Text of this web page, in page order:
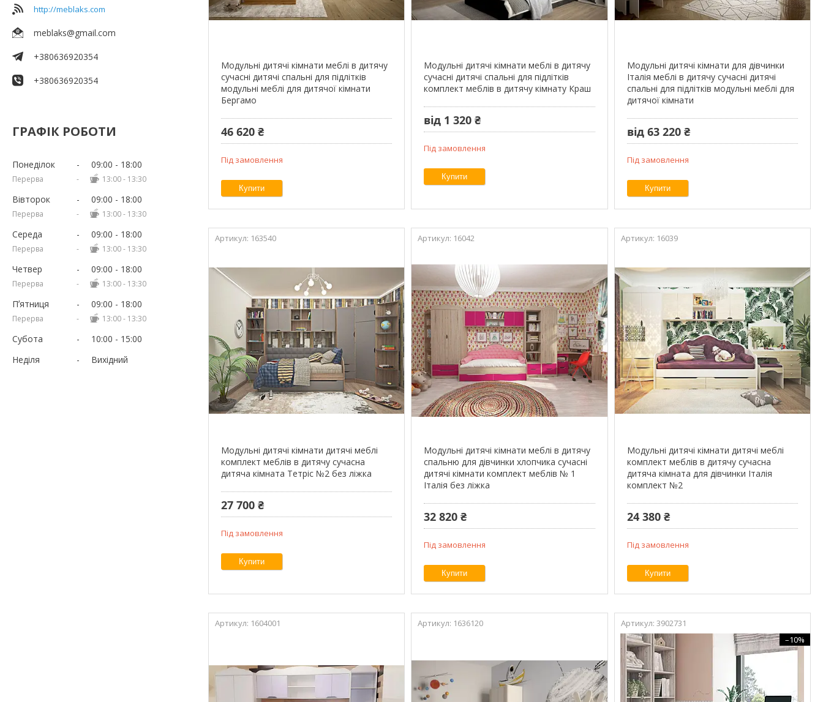
http://meblaks.com
meblaks@gmail.com
+380636920354
+380636920354
ГРАФІК РОБОТИ
Понеділок 09:00 18:00
13:00 13:30
Вівторок 09:00 18:00
13:00 13:30
Середа 09:00 18:00
13:00 13:30
Четвер 09:00 18:00
13:00 13:30
Пʼятниця 09:00 18:00
13:00 13:30
Субота 10:00
15:00
Неділя
Вихідний
Модульні дитячі кімнати меблі в дитячу
сучасні дитячі спальні для підлітків
модульні меблі для дитячої кімнати
Бергамо
46 620 ₴
Під замовлення
Купити
Модульні дитячі кімнати меблі в дитячу
сучасні дитячі спальні для підлітків
комплект меблів в дитячу кімнату Краш
від 1 320 ₴
Під замовлення
Купити
Модульні дитячі кімнати для дівчинки
Італія меблі в дитячу сучасні дитячі
спальні для підлітків модульні меблі для
дитячої кімнати
від 63 220 ₴
Під замовлення
Купити
163540
Модульні дитячі кімнати дитячі меблі
комплект меблів в дитячу сучасна
дитяча кімната Тетріс №2 без ліжка
27 700 ₴
Під замовлення
Купити
16042
Модульні дитячі кімнати меблі в дитячу
спальню для дівчинки хлопчика сучасні
дитячі кімнати комплект меблів № 1
Італія без ліжка
32 820 ₴
Під замовлення
Купити
16039
Модульні дитячі кімнати дитячі меблі
комплект меблів в дитячу сучасна
дитяча кімната для дівчинки Італія
комплект №2
24 380 ₴
Під замовлення
Купити
1604001 1636120
3902731
–10%